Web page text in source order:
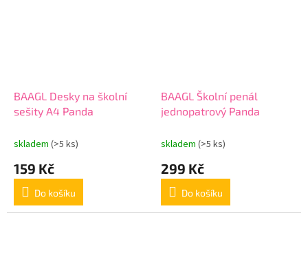
BAAGL Desky na školní
sešity A4 Panda
skladem (>5 ks)
159 Kč
Do košíku
BAAGL Školní penál
jednopatrový Panda
skladem (>5 ks)
299 Kč
Do košíku